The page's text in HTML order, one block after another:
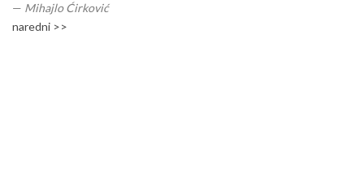
— Mihajlo Ćirković
naredni >>